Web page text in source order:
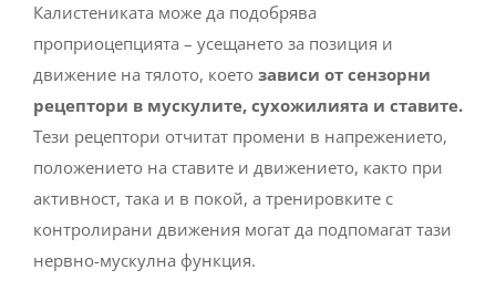
Калистениката може да подобрява
проприоцепцията – усещането за позиция и
движение на тялото, което зависи от сензорни
рецептори в мускулите, сухожилията и ставите.
Тези рецептори отчитат промени в напрежението,
положението на ставите и движението, както при
активност, така и в покой, а тренировките с
контролирани движения могат да подпомагат тази
нервно-мускулна функция.